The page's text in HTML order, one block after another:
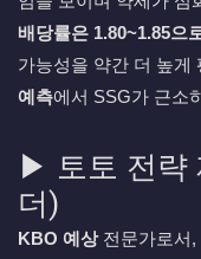
배당률은 1.80~1.85으
가능성을 약간 더 높게
예측에서 SSG가 근소
▶ 토토 전략
더)
KBO 예상전문가로서,